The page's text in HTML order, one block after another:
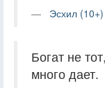
Эсхил (10+)
Богат не
много дает.